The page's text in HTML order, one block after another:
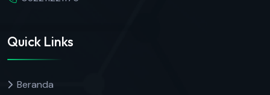
Quick Links
Beranda